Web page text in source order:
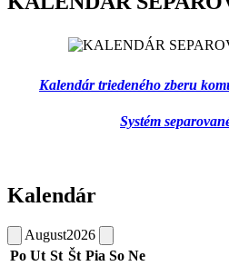
Kalendár triedeného zberu
Systém
Kalendár
August2026
Po Ut St Št Pia So Ne